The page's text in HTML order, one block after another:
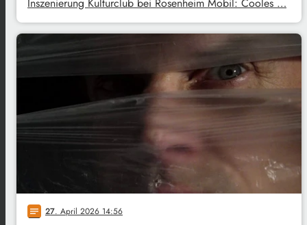
notes 27. April 2026 14:56